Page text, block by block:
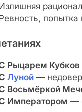
Излишняя
Ревность, попытка
С Рыцарем Кубков
С Луной —
С Восьмёркой
С Императором —